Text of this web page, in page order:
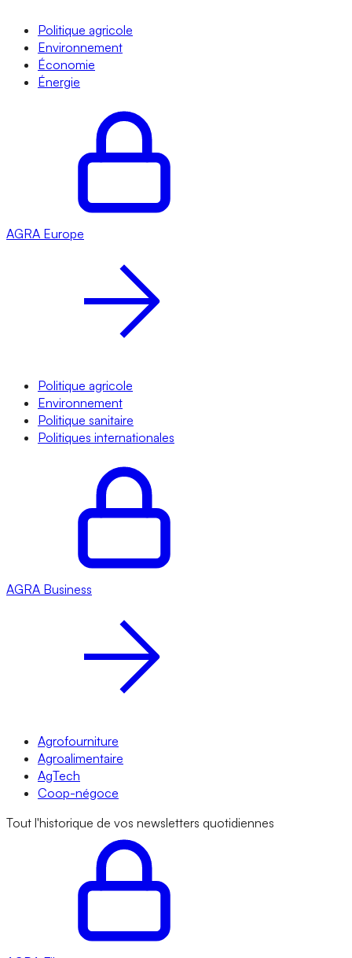
Politique agricole
Environnement
Économie
Énergie
AGRA Europe
Politique agricole
Environnement
Politique sanitaire
Politiques internationales
AGRA Business
Agrofourniture
Agroalimentaire
AgTech
Coop-négoce
Tout l'historique de vos newsletters quotidiennes